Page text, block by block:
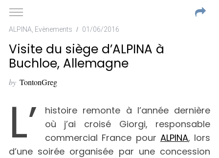
ALPINA Evènements 01/06/2016
Visite du siège d’ALPINA à
Buchloe, Allemagne
by TontonGreg
L’
histoire remonte à l’année dernière
où j’ai croisé Giorgi, responsable
commercial France pour ALPINA, lors
d’une soirée organisée par une concession